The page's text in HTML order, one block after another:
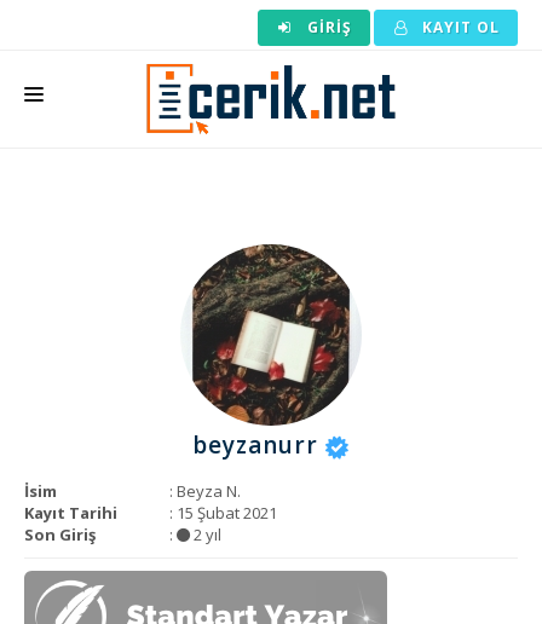
GIRIŞ KAYIT OL
KURUMSAL
beyzanurr
İsim
: Beyza N.
Kayıt Tarihi
: 15 Şubat 2021
Son Giriş
: 2 yıl